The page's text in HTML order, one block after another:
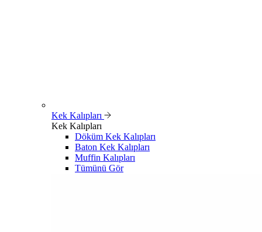
Kek Kalıpları
Kek Kalıpları
Döküm Kek Kalıpları
Baton Kek Kalıpları
Muffin Kalıpları
Tümünü Gör